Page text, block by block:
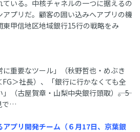
いる。中核チャネルの一つに据えるの
プリだ。顧客の囲い込みへアプリの機
甲信地区地域銀行15行の戦略をみ
重要なツール」（秋野哲也・めぶき
＞社長）、「銀行に行かなくても全
（古屋賀章・山梨中央銀行頭取）――。5
で…
アプリ開発チーム（６月17日、京葉銀